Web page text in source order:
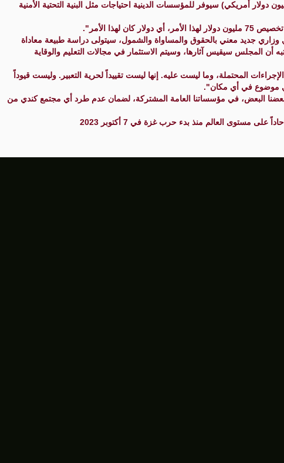
الانتفاضة المغيبة
بقيمة 75 مليون دولار (54 مليون دولار أمريكي) سيوفر للمؤسسات الدينية احتياجات مثل البنية التحتية الأمنية
لهذا الأمر".
جديد معني بالحقوق والمساواة والشمول، سيتولى دراسة طبيعة معاداة
أن المجلس سيقيس آثارها، وسيتم الاستثمار في مجالات التعليم والوقاية
المحتملة، وما ليست عليه. إنها ليست تقييداً لحرية التعبير. وليست قيوداً
موضوع في أي مكان".
لبعضنا البعض، في مؤسساتنا العامة المشتركة، لضمان عدم طرد أي مجتمع كندي من
مستوى العالم منذ بدء حرب غزة في 7 أكتوبر 2023